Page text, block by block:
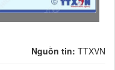
Nguồn tin: TTXVN